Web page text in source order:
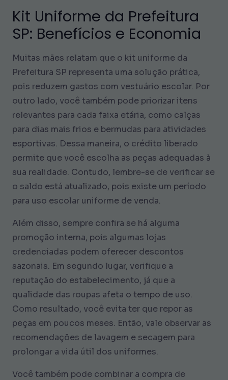
Kit Uniforme da Prefeitura
SP: Benefícios e Economia
Muitas mães relatam que o kit uniforme da
Prefeitura SP representa uma solução prática,
pois reduzem gastos com vestuário escolar. Por
outro lado, você também pode priorizar itens
relevantes para cada faixa etária, como calças
para dias mais frios e bermudas para atividades
esportivas. Dessa maneira, o crédito liberado
permite que você escolha as peças adequadas à
sua realidade. Contudo, lembre-se de verificar se
o saldo está atualizado, pois existe um período
para uso escolar uniforme de venda.
Além disso, sempre confira se há alguma
promoção interna, pois algumas lojas
credenciadas podem oferecer descontos
sazonais. Em segundo lugar, verifique a
reputação do estabelecimento, já que a
qualidade das roupas afeta o tempo de uso.
Como resultado, você evita ter que repor as
peças em poucos meses. Então, vale observar as
recomendações de lavagem e secagem para
prolongar a vida útil dos uniformes.
Você também pode combinar a compra de